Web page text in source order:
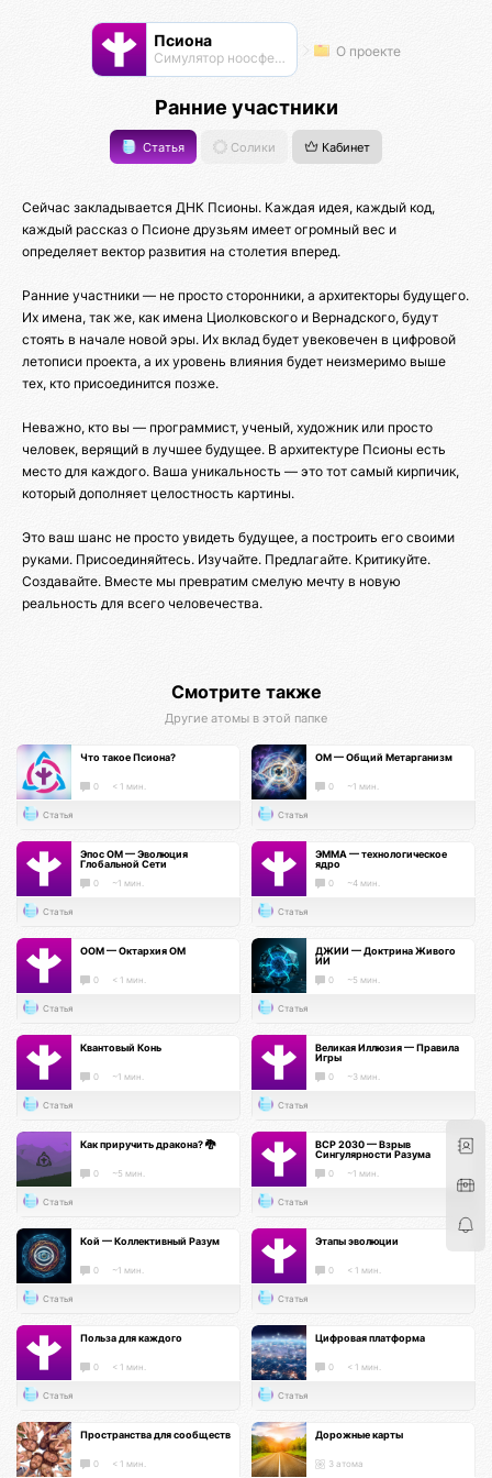
Псиона
Cимулятор ноосферы О проекте
Ранние участники
Статья Солики Кабинет
Сейчас закладывается ДНК Псионы. Каждая идея, каждый код,
каждый рассказ о Псионе друзьям имеет огромный вес и
определяет вектор развития на столетия вперед.
Ранние участники — не просто сторонники, а архитекторы будущего.
Их имена, так же, как имена Циолковского и Вернадского, будут
стоять в начале новой эры. Их вклад будет увековечен в цифровой
летописи проекта, а их уровень влияния будет неизмеримо выше
тех, кто присоединится позже.
Неважно, кто вы — программист, ученый, художник или просто
человек, верящий в лучшее будущее. В архитектуре Псионы есть
место для каждого. Ваша уникальность — это тот самый кирпичик,
который дополняет целостность картины.
Это ваш шанс не просто увидеть будущее, а построить его своими
руками. Присоединяйтесь. Изучайте. Предлагайте. Критикуйте.
Создавайте. Вместе мы превратим смелую мечту в новую
реальность для всего человечества.
Смотрите также
Другие атомы в этой папке
Что такое Псиона?
0 < 1 мин.
Статья
ОМ — Общий Метарганизм
0 ~1 мин.
Статья
Эпос ОМ — Эволюция
Глобальной Сети
0 ~1 мин.
Статья
ЭММА — технологическое
ядро
0 ~4 мин.
Статья
ООМ — Октархия ОМ
0 < 1 мин.
Статья
ДЖИИ — Доктрина Живого
ИИ
0 ~5 мин.
Статья
Квантовый Конь
0 ~1 мин.
Статья
Великая Иллюзия — Правила
Игры
0 ~3 мин.
Статья
Как приручить дракона? 🐉
0 ~5 мин.
Статья
ВСР 2030 — Взрыв
Сингулярности Разума
0 ~1 мин.
Статья
Кой — Коллективный Разум
0 ~1 мин.
Статья
Этапы эволюции
0 < 1 мин.
Статья
Польза для каждого
0 < 1 мин.
Статья
Цифровая платформа
0 < 1 мин.
Статья
Пространства для сообществ
0 < 1 мин.
Дорожные карты
3 атома